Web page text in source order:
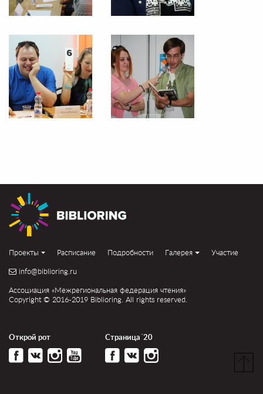
Проекты Расписание Подробности Галерея
Участие
info@biblioring.ru
Ассоциация «Межрегиональная федерация чтения»
Copyright © 2016-2019 Biblioring. All rights reserved.
Открой рот Страница´20